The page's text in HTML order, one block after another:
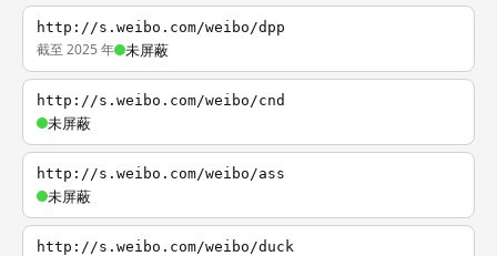
http://s.weibo.com/weibo/dpp
截至 2025 年 未屏蔽
http://s.weibo.com/weibo/cnd
未屏蔽
http://s.weibo.com/weibo/ass
未屏蔽
http://s.weibo.com/weibo/duck